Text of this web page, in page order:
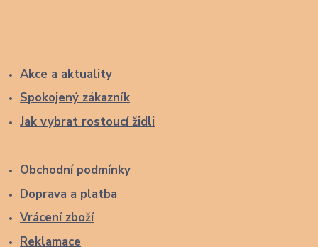
Akce a aktuality
Spokojený zákazník
Jak vybrat rostoucí židli
Obchodní podmínky
Doprava a platba
Vrácení zboží
Reklamace